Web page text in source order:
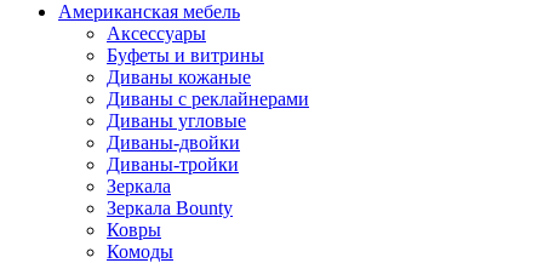
Американская мебель
Аксессуары
Буфеты и витрины
Диваны кожаные
Диваны с реклайнерами
Диваны угловые
Диваны-двойки
Диваны-тройки
Зеркала
Зеркала Bounty
Ковры
Комоды